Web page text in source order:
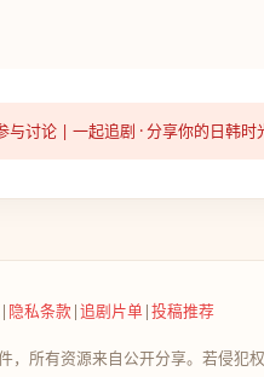
讨论 | 一起追剧 · 分享你的日韩时
| 隐私条款 |追剧片单|投稿推荐
所有资源来自公开分享。若侵犯